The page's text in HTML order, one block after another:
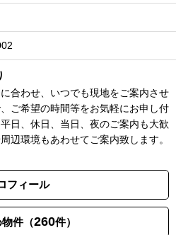
合わせ、いつでも現地をご案内させ
ご希望の時間等をお気軽にお申し付
日、休日、当日、夜のご案内も大歓
辺環境もあわせてご案内致します。
フィール
件（260件）